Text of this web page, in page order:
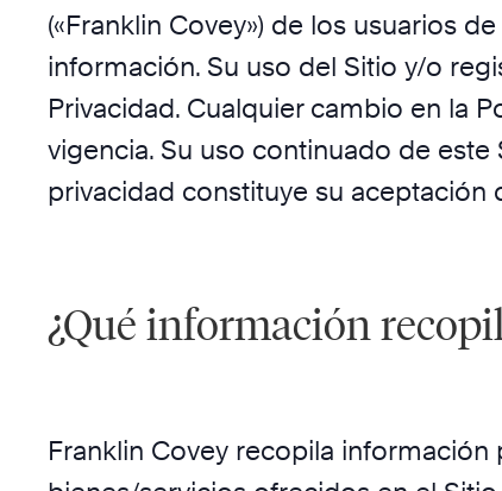
(«Franklin Covey») de los usuarios
información. Su uso del Sitio y/o
Privacidad. Cualquier cambio en la
vigencia. Su uso continuado de
privacidad constituye su aceptación
¿Qué información
Franklin Covey recopila